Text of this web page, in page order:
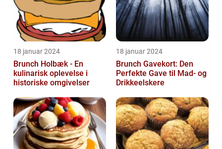
18 januar 2024
Brunch Holbæk - En
kulinarisk oplevelse i
historiske omgivelser
18 januar 2024
Brunch Gavekort: Den
Perfekte Gave til Mad- og
Drikkeelskere